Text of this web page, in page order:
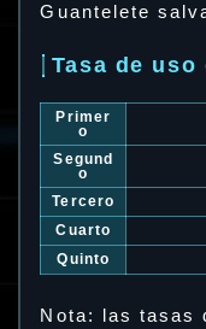
Guantelete
Tasa de uso
Primer
o
Segund
o
Tercero
Cuarto
Quinto
Nota: las tasas